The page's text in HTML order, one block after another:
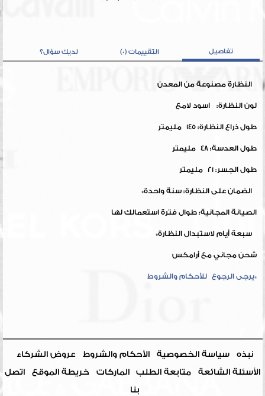
تفاصيل التقييمات (0) لديك سؤال؟
النظارة مصنوعة من المعدن
لون النظارة: اسود لامع
طول ذراع النظارة: 145 مليمتر
طول العدسة: 48 مليمتر
طول الجسر: 21 مليمتر
الضمان على النظارة: سنة واحدة*
الصيانة المجانية: طوال فترة استعمالك لها
سبعة أيام لاستبدال النظارة*
شحن مجاني مع أرامكس
*يرجى الرجوع للأحكام والشروط
نبذه سياسة الخصوصية الأحكام والشروط
عروض الشركاء
الأسئلة الشائعة
متابعة الطلب الماركات خريطة الموقع
اتصل
بنا